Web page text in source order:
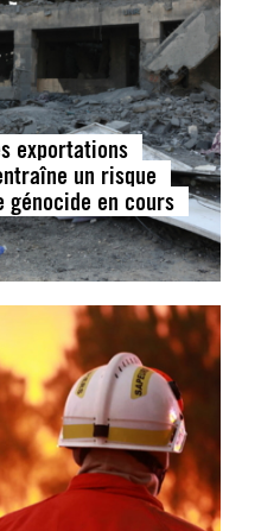
exportations
un risque
en cours